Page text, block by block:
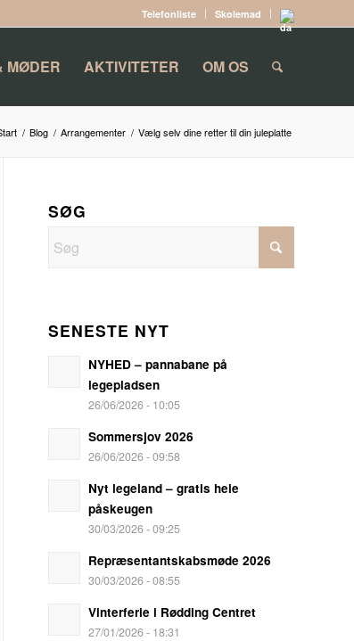
Telefonliste Skolemad
MØDER AKTIVITETER OM OS
/ Blog / Arrangementer / Vælg selv dine retter til din juleplatte
SØG
SENESTE NYT
NYHED – pannabane på
legepladsen
26/06/2026 - 10:05
Sommersjov 2026
26/06/2026 - 09:58
Nyt legeland – gratis hele
påskeugen
30/03/2026 - 09:25
Repræsentantskabsmøde 2026
30/03/2026 - 08:55
Vinterferie i Rødding Centret
27/01/2026 - 18:31